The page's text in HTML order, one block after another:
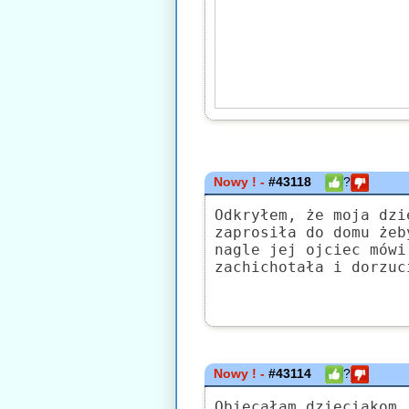
Nowy ! -#43118 ?
Odkryłem, że moja
zaprosiła do domu
nagle jej ojciec
zachichotała i
Nowy ! -#43114 ?